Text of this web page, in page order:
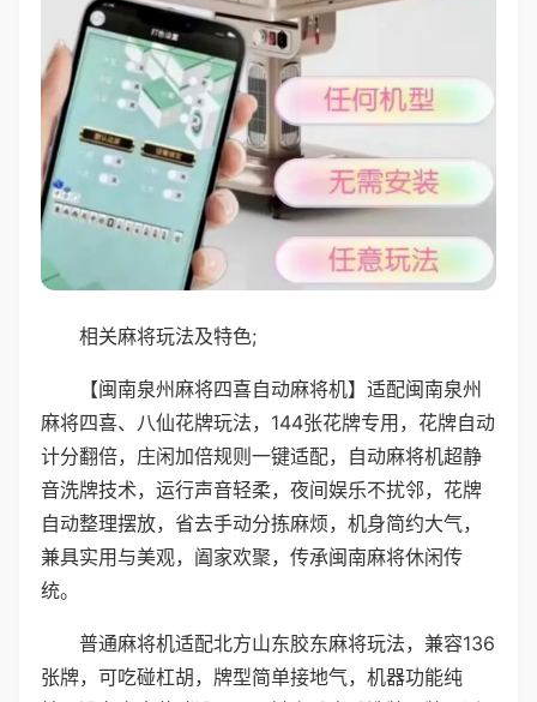
相关麻将玩法及特色;
【闽南泉州麻将四喜自动麻将机】适配闽南泉州
麻将四喜、八仙花牌玩法，144张花牌专用，花牌自动
计分翻倍，庄闲加倍规则一键适配，自动麻将机超静
音洗牌技术，运行声音轻柔，夜间娱乐不扰邻，花牌
自动整理摆放，省去手动分拣麻烦，机身简约大气，
兼具实用与美观，阖家欢聚，传承闽南麻将休闲传
统。
普通麻将机适配北方山东胶东麻将玩法，兼容136
张牌，可吃碰杠胡，牌型简单接地气，机器功能纯